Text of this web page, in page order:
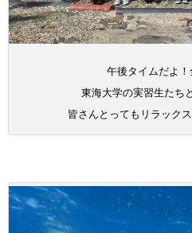
午後タイムだよ！
東海大学の実習生たち
皆さんとってもリラック